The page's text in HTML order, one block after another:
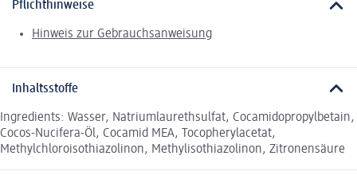
Pflichthinweise
Hinweis zur Gebrauchsanweisung
Inhaltsstoffe
Ingredients: Wasser, Natriumlaurethsulfat, Cocamidopropylbetain,
Cocos-Nucifera-Öl, Cocamid MEA, Tocopherylacetat,
Methylchloroisothiazolinon, Methylisothiazolinon, Zitronensäure